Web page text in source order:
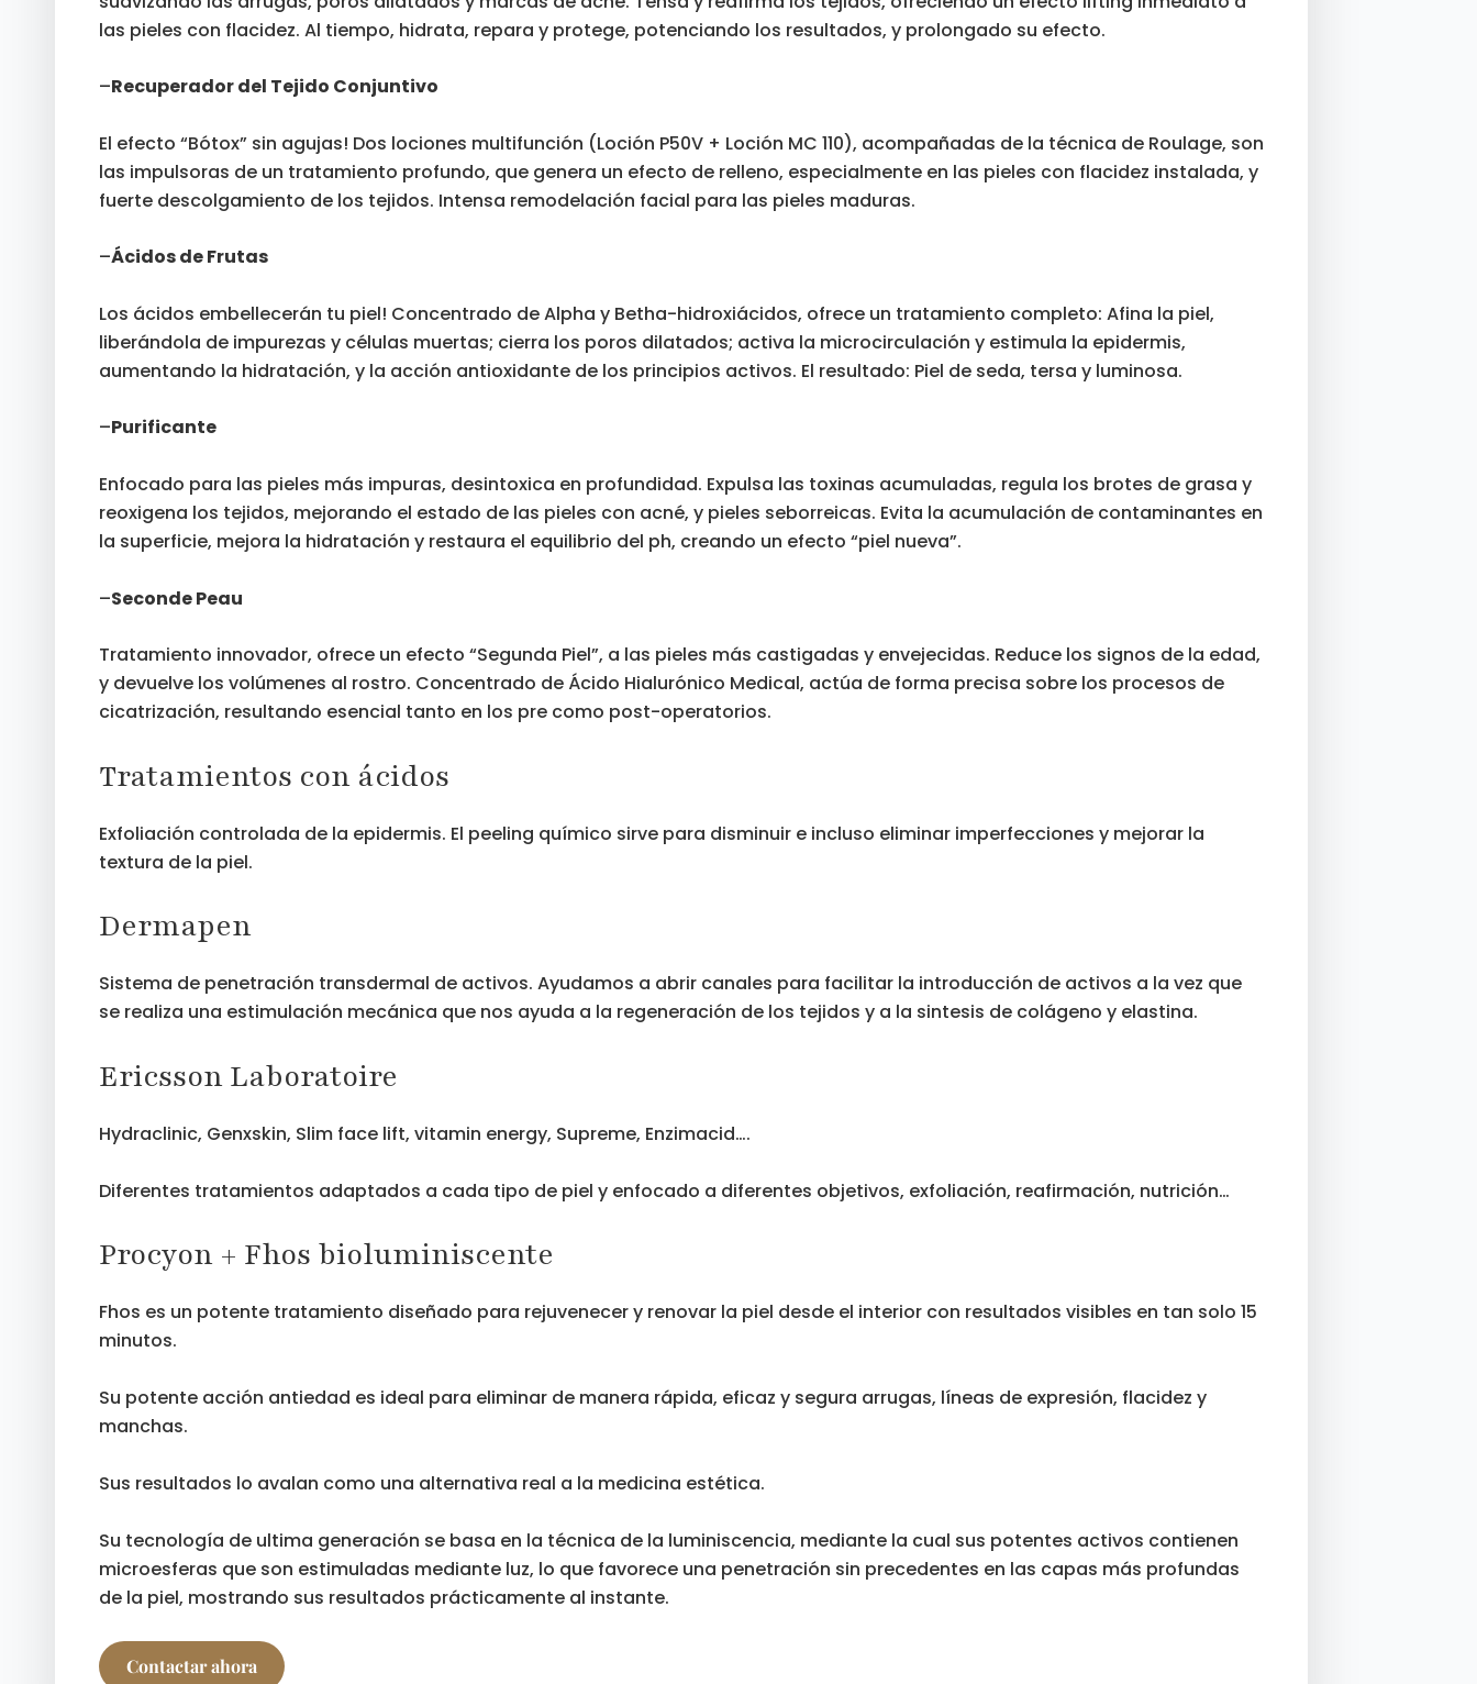
las pieles con flacidez. Al tiempo, hidrata, repara y protege, potenciando los resultados, y prolongado su efecto.
–Recuperador del Tejido Conjuntivo
El efecto “Bótox” sin agujas! Dos lociones multifunción (Loción P50V + Loción MC 110), acompañadas de la técnica de Roulage, son
las impulsoras de un tratamiento profundo, que genera un efecto de relleno, especialmente en las pieles con flacidez instalada, y
fuerte descolgamiento de los tejidos. Intensa remodelación facial para las pieles maduras.
–Ácidos de Frutas
Los ácidos embellecerán tu piel! Concentrado de Alpha y Betha-hidroxiácidos, ofrece un tratamiento completo: Afina la piel,
liberándola de impurezas y células muertas; cierra los poros dilatados; activa la microcirculación y estimula la epidermis,
aumentando la hidratación, y la acción antioxidante de los principios activos. El resultado: Piel de seda, tersa y luminosa.
–Purificante
Enfocado para las pieles más impuras, desintoxica en profundidad. Expulsa las toxinas acumuladas, regula los brotes de grasa y
reoxigena los tejidos, mejorando el estado de las pieles con acné, y pieles seborreicas. Evita la acumulación de contaminantes en
la superficie, mejora la hidratación y restaura el equilibrio del ph, creando un efecto “piel nueva”.
–Seconde Peau
Tratamiento innovador, ofrece un efecto “Segunda Piel”, a las pieles más castigadas y envejecidas. Reduce los signos de la edad,
y devuelve los volúmenes al rostro. Concentrado de Ácido Hialurónico Medical, actúa de forma precisa sobre los procesos de
cicatrización, resultando esencial tanto en los pre como post-operatorios.
Tratamientos con ácidos
Exfoliación controlada de la epidermis. El peeling químico sirve para disminuir e incluso eliminar imperfecciones y mejorar la
textura de la piel.
Dermapen
Sistema de penetración transdermal de activos. Ayudamos a abrir canales para facilitar la introducción de activos a la vez que
se realiza una estimulación mecánica que nos ayuda a la regeneración de los tejidos y a la sintesis de colágeno y elastina.
Ericsson Laboratoire
Hydraclinic, Genxskin, Slim face lift, vitamin energy, Supreme, Enzimacid….
Diferentes tratamientos adaptados a cada tipo de piel y enfocado a diferentes objetivos, exfoliación, reafirmación, nutrición…
Procyon + Fhos bioluminiscente
Fhos es un potente tratamiento diseñado para rejuvenecer y renovar la piel desde el interior con resultados visibles en tan solo 15
minutos.
Su potente acción antiedad es ideal para eliminar de manera rápida, eficaz y segura arrugas, líneas de expresión, flacidez y
manchas.
Sus resultados lo avalan como una alternativa real a la medicina estética.
Su tecnología de ultima generación se basa en la técnica de la luminiscencia, mediante la cual sus potentes activos contienen
microesferas que son estimuladas mediante luz, lo que favorece una penetración sin precedentes en las capas más profundas
de la piel, mostrando sus resultados prácticamente al instante.
Contactar ahora